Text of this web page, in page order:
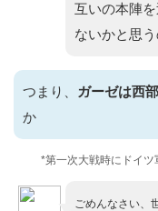
互いの本陣
ないかと思
つまり、 ガーゼは西
か
*第一次大戦時にドイ
ごめんなさい